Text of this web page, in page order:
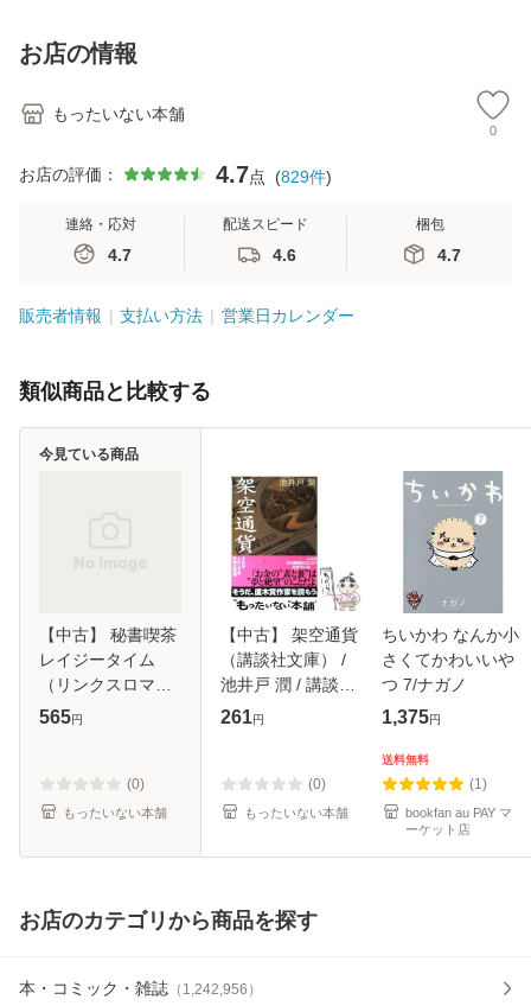
お店の情報
もったいない本舗
0
お店の評価： 4.7点 (829件)
連絡・応対
4.7
配送スピード
4.6
梱包
4.7
販売者情報 支払い方法 営業日カレンダー
類似商品と比較する
【中古】 秘書喫茶
レイジータイム
（リンクスロマン
ス） / 火崎 勇 / 幻
565円
(0)
もったいない本舗
今見ている商品
【中古】 架空通貨
（講談社文庫） /
池井戸 潤 / 講談社
[文庫]【メール便送
261円
(0)
もったいない本舗
ちいかわ なんか小
さくてかわいいや
つ 7/ナガノ
1,375円
送料無料
(1)
bookfan au PAY マ
ーケット店
お店のカテゴリから商品を探す
本・コミック・雑誌 （ 1,242,956 ）